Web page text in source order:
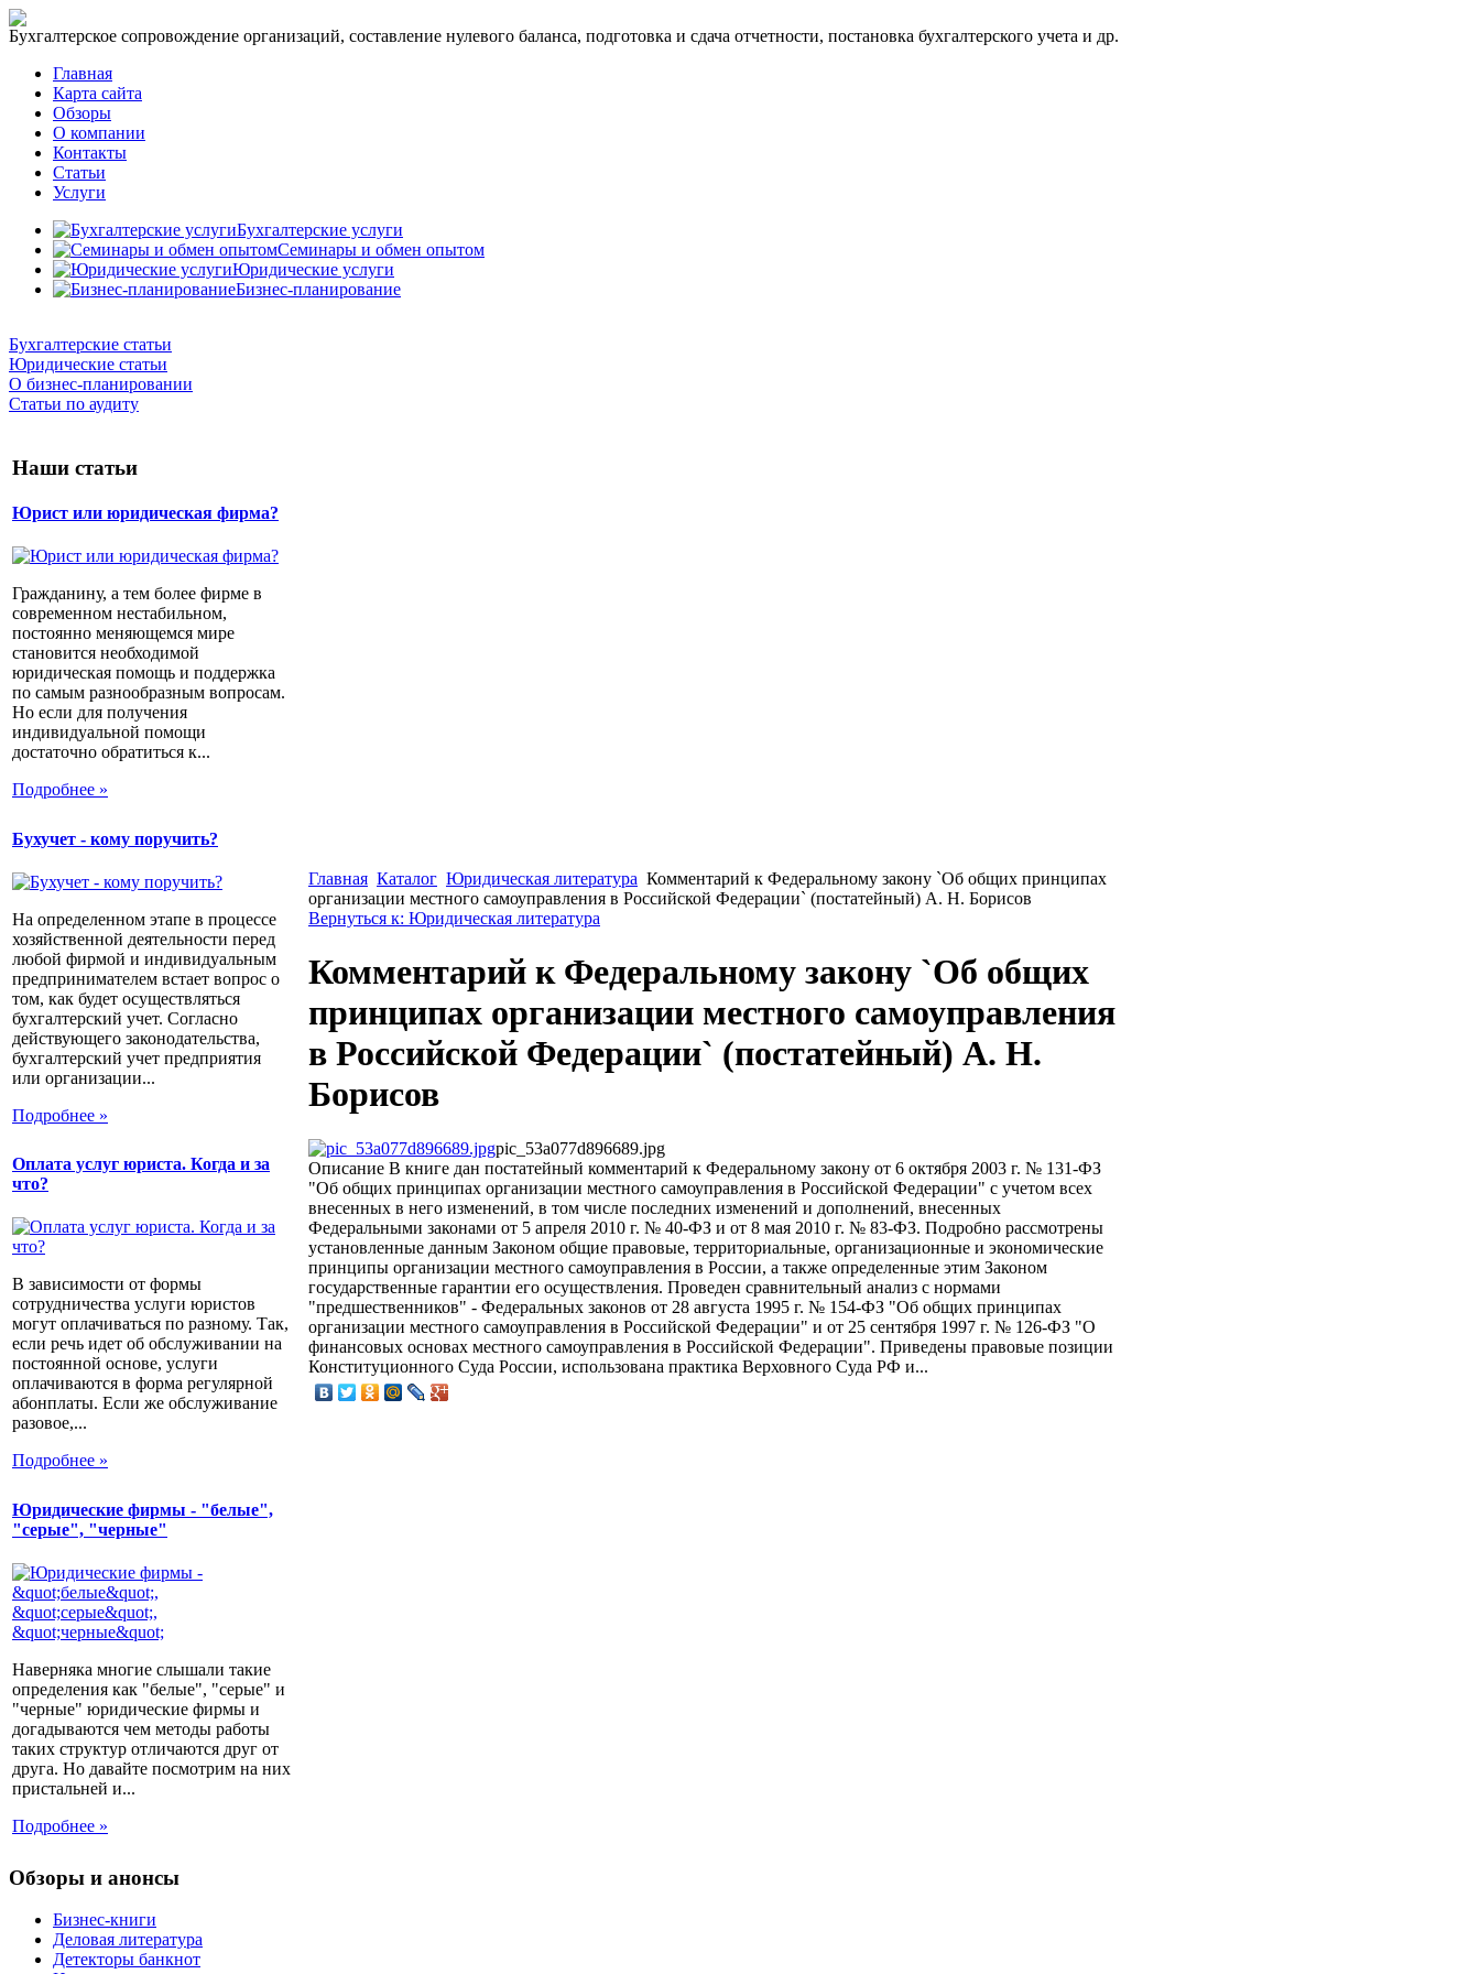
Бухгалтерское сопровождение организаций, составление нулевого баланса, подготовка и сдача отчетности, постановка бухгалтерского учета и др.
Главная
Карта сайта
Обзоры
О компании
Контакты
Статьи
Услуги
Бухгалтерские услуги
Семинары и обмен опытом
Юридические услуги
Бизнес-планирование
Бухгалтерские статьи
Юридические статьи
О бизнес-планировании
Статьи по аудиту
Наши статьи
Юрист или юридическая фирма?
Гражданину, а тем более фирме в
современном нестабильном,
постоянно меняющемся мире
становится необходимой
юридическая помощь и поддержка
по самым разнообразным вопросам.
Но если для получения
индивидуальной помощи
достаточно обратиться к...
Подробнее »
Бухучет - кому поручить?
На определенном этапе в процессе
хозяйственной деятельности перед
любой фирмой и индивидуальным
предпринимателем встает вопрос о
том, как будет осуществляться
бухгалтерский учет. Согласно
действующего законодательства,
бухгалтерский учет предприятия
или организации...
Подробнее »
Оплата услуг юриста. Когда и за
что?
В зависимости от формы
сотрудничества услуги юристов
могут оплачиваться по разному. Так,
если речь идет об обслуживании на
постоянной основе, услуги
оплачиваются в форма регулярной
абонплаты. Если же обслуживание
разовое,...
Подробнее »
Юридические фирмы - "белые",
"серые", "черные"
Наверняка многие слышали такие
определения как "белые", "серые" и
"черные" юридические фирмы и
догадываются чем методы работы
таких структур отличаются друг от
друга. Но давайте посмотрим на них
пристальней и...
Подробнее »
Главная Каталог Юридическая литература Комментарий к Федеральному закону `Об общих принципах
организации местного самоуправления в Российской Федерации` (постатейный) А. Н. Борисов
Вернуться к: Юридическая литература
Комментарий к Федеральному закону `Об общих
принципах организации местного самоуправления
в Российской Федерации` (постатейный) А. Н.
Борисов
pic_53a077d896689.jpg
Описание В книге дан постатейный комментарий к Федеральному закону от 6 октября 2003 г. № 131-ФЗ
"Об общих принципах организации местного самоуправления в Российской Федерации" с учетом всех
внесенных в него изменений, в том числе последних изменений и дополнений, внесенных
Федеральными законами от 5 апреля 2010 г. № 40-ФЗ и от 8 мая 2010 г. № 83-ФЗ. Подробно рассмотрены
установленные данным Законом общие правовые, территориальные, организационные и экономические
принципы организации местного самоуправления в России, а также определенные этим Законом
государственные гарантии его осуществления. Проведен сравнительный анализ с нормами
"предшественников" - Федеральных законов от 28 августа 1995 г. № 154-ФЗ "Об общих принципах
организации местного самоуправления в Российской Федерации" и от 25 сентября 1997 г. № 126-ФЗ "О
финансовых основах местного самоуправления в Российской Федерации". Приведены правовые позиции
Конституционного Суда России, использована практика Верховного Суда РФ и...
Обзоры и анонсы
Бизнес-книги
Деловая литература
Детекторы банкнот